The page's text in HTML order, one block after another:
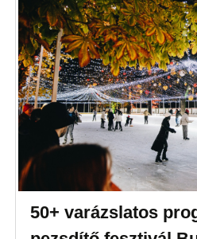
50+ varázslatos